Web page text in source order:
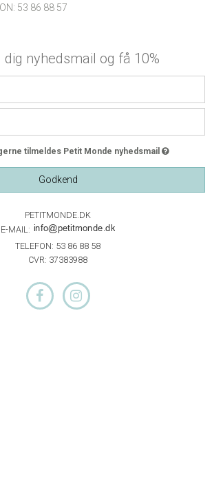
53 86 88 57
dig nyhedsmail og få 10%
tilmeldes Petit Monde nyhedsmail
Godkend
PETITMONDE.DK
E-MAIL:
TELEFON: 53 86 88 58
CVR: 37383988